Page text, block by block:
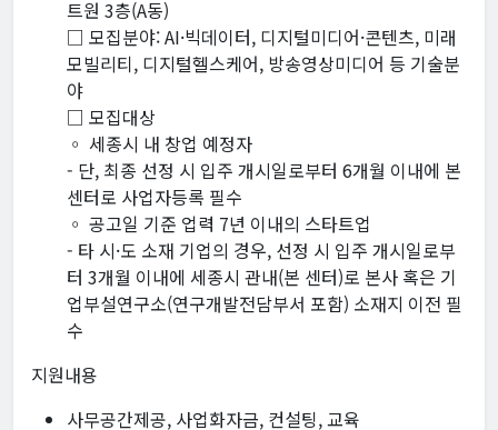
트원 3층(A동)
□ 모집분야: AI·빅데이터, 디지털미디어·콘텐츠, 미래
모빌리티, 디지털헬스케어, 방송영상미디어 등 기술분
야
□ 모집대상
◦ 세종시 내 창업 예정자
- 단, 최종 선정 시 입주 개시일로부터 6개월 이내에 본
센터로 사업자등록 필수
◦ 공고일 기준 업력 7년 이내의 스타트업
- 타 시·도 소재 기업의 경우, 선정 시 입주 개시일로부
터 3개월 이내에 세종시 관내(본 센터)로 본사 혹은 기
업부설연구소(연구개발전담부서 포함) 소재지 이전 필
수
지원내용
사무공간제공, 사업화자금, 컨설팅, 교육